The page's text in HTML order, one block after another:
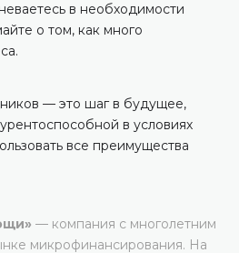
в необходимости
о том, как много
— это шаг в будущее,
в условиях
все преимущества
— компания с многолетним
микрофинансирования. На